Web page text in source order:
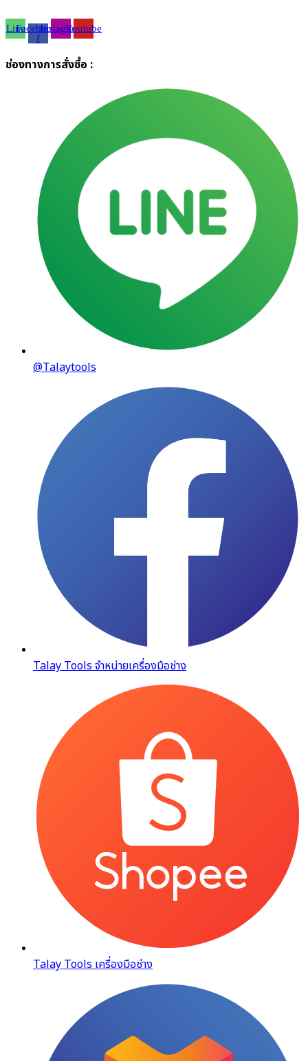
LineFacebook-
f
InstagramYoutube
ช่องทางการสั่งซื้อ :
@Talaytools
Talay Tools จำหน่ายเครื่องมือช่าง
Talay Tools เครื่องมือช่าง